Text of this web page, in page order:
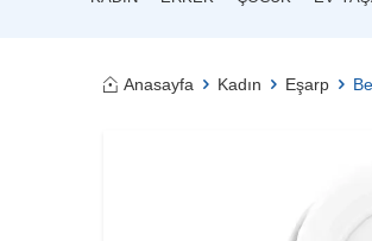
Anasayfa Kadın Eşarp